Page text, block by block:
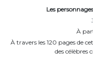
Les
À
À travers les 120 pages de
des célèbres